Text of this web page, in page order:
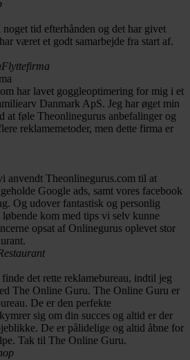
tid efterhånden og det har givet
været et godt samarbejde fra start af.
Flyttefirma
har lavet goggleoptimering for mig i et
Danmark ApS. Jeg har øget min
at føle Theonlinegurus anbefalinger og
reklamemetoder, men dette firma er
anvendt Theonlinegurus.com til at
Google ads, samt vores facebook
Og udover fantastisk og personlig
kom med tips vi selv kunne
opsat af Onlinegurus oplevet stor
det rette reklamebureau, indtil jeg
The Online Guru. The Online Guru er
De er den perfekte
sig om din succes og altid er der
De er pålidelige og altid åbne for
Tak til The Online Guru.